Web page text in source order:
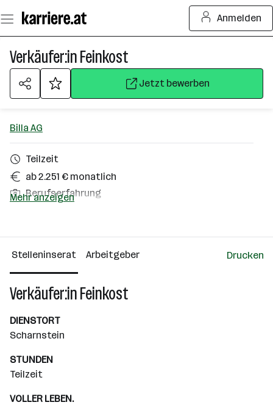
Seiteninhalt
springen
Anmelden
Verkäufer:in Feinkost
Jetzt bewerben
Billa AG
Teilzeit
ab 2.251 € monatlich
Berufserfahrung
Über das Unternehmen
10000+ Mitarbeiter*innen
Wiener Neudorf
Mehr anzeigen
Stelleninserat Arbeitgeber Drucken
Verkäufer:in Feinkost
DIENSTORT
Scharnstein
STUNDEN
Teilzeit
VOLLER LEBEN.